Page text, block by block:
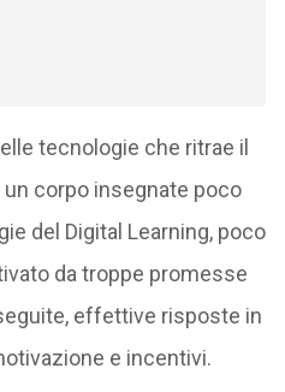
tecnologie che ritrae il
corpo insegnate poco
del Digital Learning, poco
da troppe promesse
effettive risposte in
e incentivi.